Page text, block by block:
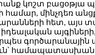
կոշտ բացօթյա
համար, մինչդեռ
հետ, այս